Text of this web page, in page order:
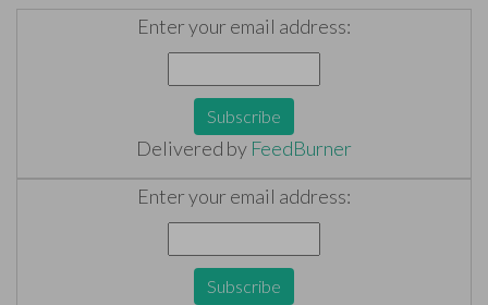
Enter your email address:
Delivered by FeedBurner
Enter your email address: